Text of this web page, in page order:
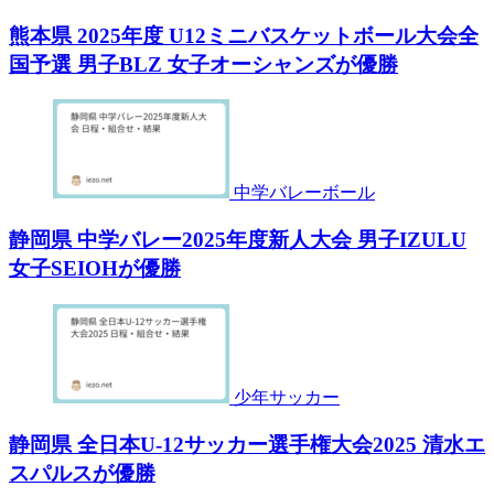
熊本県 2025年度 U12ミニバスケットボール大会全
国予選 男子BLZ 女子オーシャンズが優勝
中学バレーボール
静岡県 中学バレー2025年度新人大会 男子IZULU
女子SEIOHが優勝
少年サッカー
静岡県 全日本U-12サッカー選手権大会2025 清水エ
スパルスが優勝